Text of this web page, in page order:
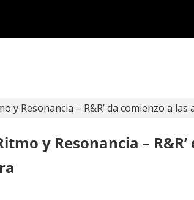
y Resonancia – R&R’ da comienzo a
y Resonancia –